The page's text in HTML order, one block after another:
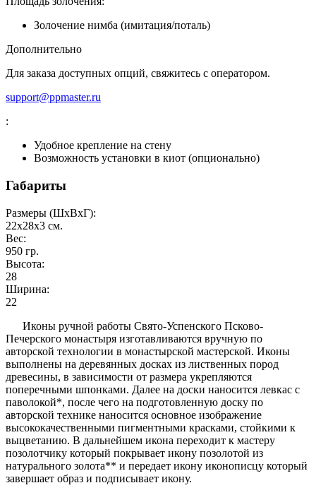
Золочение нимба (имитация/поталь)
Дополнительно
Для заказа доступных опций, свяжитесь с оператором.
support@ppmaster.ru
:
Удобное крепление на стену
Возможность установки в киот (опционально)
Габариты
Размеры (ШxВxГ):
22x28x3 см.
Вес:
950 гр.
Высота:
28
Ширина:
22
Иконы ручной работы Свято-Успенского Псково-
Печерского монастыря изготавливаются вручную по
авторской технологии в монастырской мастерской. Иконы
выполнены на деревянных досках из лиственных пород
древесины, в зависимости от размера укрепляются
поперечными шпонками. Далее на доски наносится левкас с
паволокой*, после чего на подготовленную доску по
авторской технике наносится основное изображение
высококачественными пигментными красками, стойкими к
выцветанию. В дальнейшем икона переходит к мастеру
позолотчику который покрывает икону позолотой из
натурального золота** и передает икону иконописцу который
завершает образ и подписывает икону.